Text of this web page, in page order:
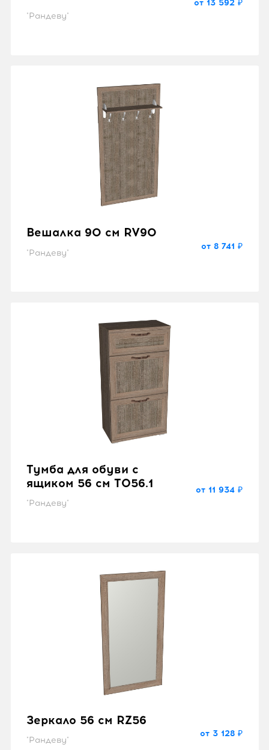
"Рандеву"
от 13 592 ₽
Вешалка 90 см RV90
"Рандеву"
от 8 741 ₽
Тумба для обуви с
ящиком 56 см TO56.1
"Рандеву"
от 11 934 ₽
Зеркало 56 см RZ56
"Рандеву"
от 3 128 ₽